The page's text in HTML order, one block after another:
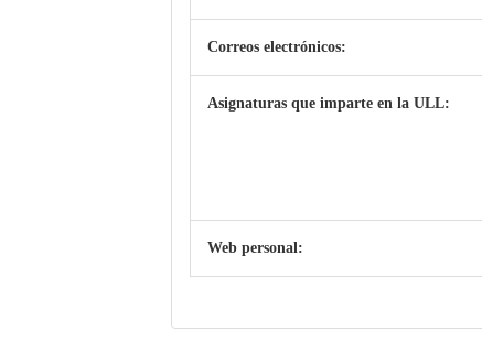
Correos electrónicos:
Asignaturas que imparte en la ULL:
Web personal: